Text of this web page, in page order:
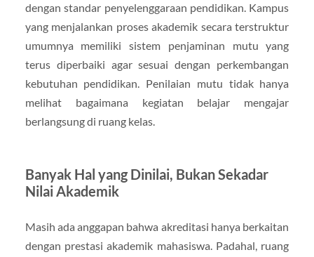
dengan standar penyelenggaraan pendidikan. Kampus
yang menjalankan proses akademik secara terstruktur
umumnya memiliki sistem penjaminan mutu yang
terus diperbaiki agar sesuai dengan perkembangan
kebutuhan pendidikan. Penilaian mutu tidak hanya
melihat bagaimana kegiatan belajar mengajar
berlangsung di ruang kelas.
Banyak Hal yang Dinilai, Bukan Sekadar
Nilai Akademik
Masih ada anggapan bahwa akreditasi hanya berkaitan
dengan prestasi akademik mahasiswa. Padahal, ruang